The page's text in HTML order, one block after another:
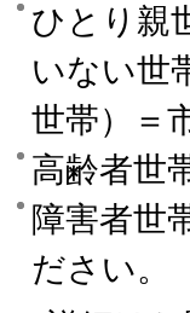
ひとり親
いない世
世帯）＝
高齢者世
障害者世
ださい。